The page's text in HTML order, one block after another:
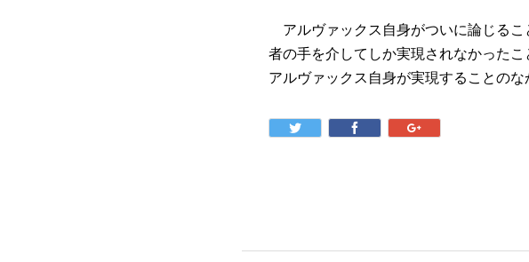
アルヴァックス自身がついに論じるこ
者の手を介してしか実現されなかった
アルヴァックス自身が実現することの